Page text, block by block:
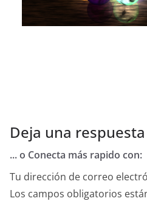
Deja una respuesta
... o Conecta más rapido con:
Tu dirección de correo
Los campos obligatorios